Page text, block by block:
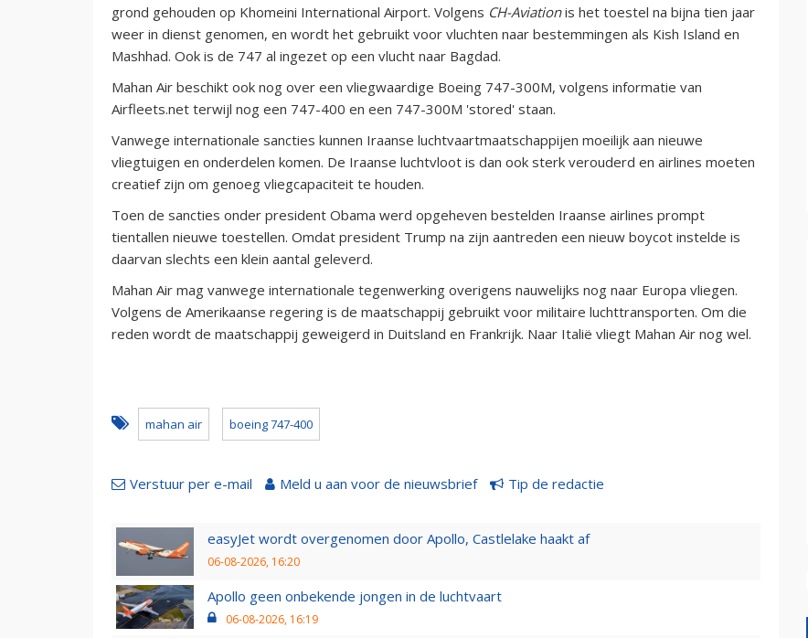
grond gehouden op Khomeini International Airport. Volgens CH-Aviationis het toestel na bijna tien jaar
weer in dienst genomen, en wordt het gebruikt voor vluchten naar bestemmingen als Kish Island en
Mashhad. Ook is de 747 al ingezet op een vlucht naar Bagdad.
Mahan Air beschikt ook nog over een vliegwaardige Boeing 747-300M, volgens informatie van
Airfleets.net terwijl nog een 747-400 en een 747-300M 'stored' staan.
Vanwege internationale sancties kunnen Iraanse luchtvaartmaatschappijen moeilijk aan nieuwe
vliegtuigen en onderdelen komen. De Iraanse luchtvloot is dan ook sterk verouderd en airlines moeten
creatief zijn om genoeg vliegcapaciteit te houden.
Toen de sancties onder president Obama werd opgeheven bestelden Iraanse airlines prompt
tientallen nieuwe toestellen. Omdat president Trump na zijn aantreden een nieuw boycot instelde is
daarvan slechts een klein aantal geleverd.
Mahan Air mag vanwege internationale tegenwerking overigens nauwelijks nog naar Europa vliegen.
Volgens de Amerikaanse regering is de maatschappij gebruikt voor militaire luchttransporten. Om die
reden wordt de maatschappij geweigerd in Duitsland en Frankrijk. Naar Italië vliegt Mahan Air nog wel.
mahan air boeing 747-400
Verstuur per e-mail Meld u aan voor de nieuwsbrief Tip de redactie
easyJet wordt overgenomen door Apollo, Castlelake haakt af
06-08-2026, 16:20
Apollo geen onbekende jongen in de luchtvaart
06-08-2026, 16:19